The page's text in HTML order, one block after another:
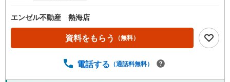
エンゼル不動産 熱海店
資料をもらう （無料）
電話する （通話料無料）